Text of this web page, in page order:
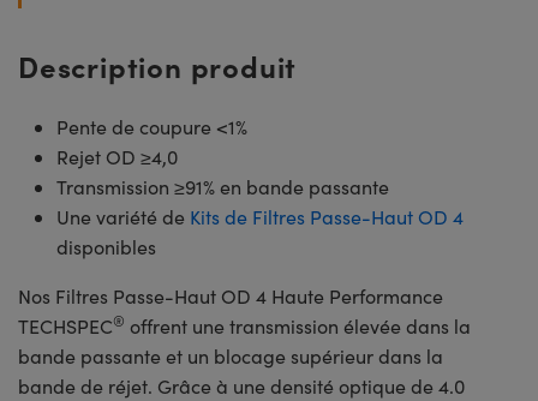
Description produit
Pente de coupure <1%
Rejet OD ≥4,0
Transmission ≥91% en bande passante
Une variété de Kits de Filtres Passe-Haut OD 4
disponibles
Nos Filtres Passe-Haut OD 4 Haute Performance
TECHSPEC® offrent une transmission élevée dans la
bande passante et un blocage supérieur dans la
bande de réjet. Grâce à une densité optique de 4.0